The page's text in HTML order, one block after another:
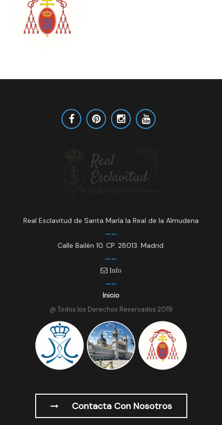
Real Esclavitud de Santa María la Real de la Almudena
Calle Bailén 10. CP. 28013. Madrid.
Info
Inicio
@ Todos los Derechos Reservados 2019
Contacta Con Nosotros